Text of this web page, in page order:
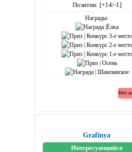
Позитив: [+14/-1]
Награды:
Grafinya
Интересующийся